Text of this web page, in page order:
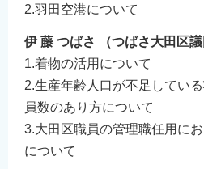
2.羽田空港について
伊 藤 つばさ （つばさ大田区議
1.着物の活用について
2.生産年齢人口が不足してい
員数のあり方について
3.大田区職員の管理職任用に
について